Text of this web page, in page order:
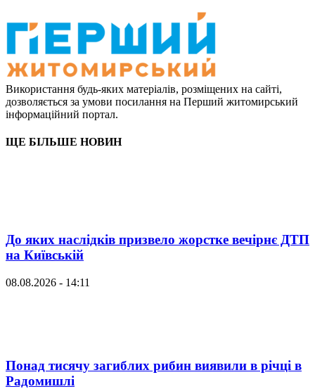
Використання будь-яких матеріалів, розміщених на сайті,
дозволяється за умови посилання на Перший житомирський
інформаційний портал.
ЩЕ БІЛЬШЕ НОВИН
До яких наслідків призвело жорстке вечірнє ДТП
на Київській
08.08.2026 - 14:11
Понад тисячу загиблих рибин виявили в річці в
Радомишлі